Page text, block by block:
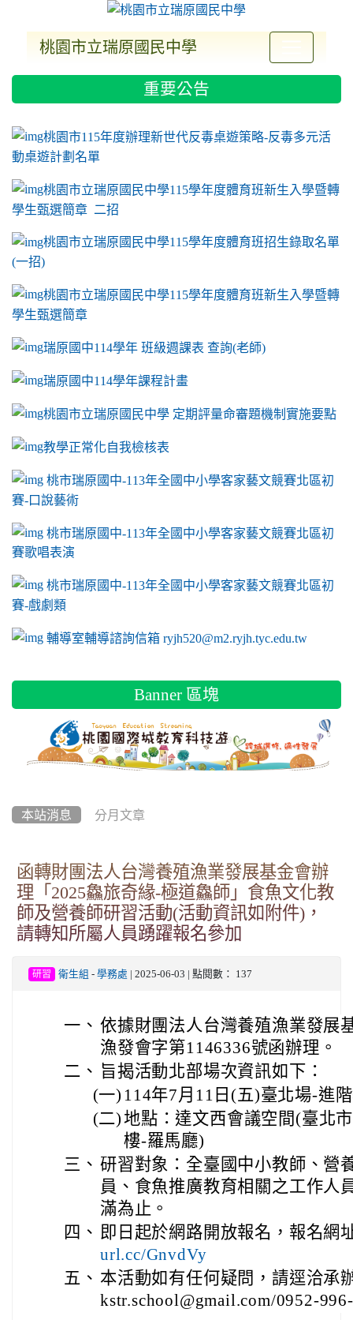
桃園市立瑞原國民中學
重要公告
link to https://sites.google.com/a/m2.ryjh.tyc.edu.tw/ryjh011/
桃園市115年度辦理新世代反毒桌遊策略-反毒多元活
動桌遊計劃名單
桃園市立瑞原國民中學115學年度體育班新生入學暨轉
學生甄選簡章 二招
桃園市立瑞原國民中學115學年度體育班招生錄取名單
(一招)
桃園市立瑞原國民中學115學年度體育班新生入學暨轉
學生甄選簡章
瑞原國中114學年 班級週課表 查詢(老師)
瑞原國中114學年課程計畫
link to https://sites.google.com/a/m2.ryjh.tyc.edu.tw/ryjh011/
桃園市立瑞原國民中學 定期評量命審題機制實施要點
link to https://sites.google.com/a/m2.ryjh.tyc.edu.tw/
教學正常化自我檢核表
link to mailto:ryjh520@m2.ryjh.tyc.edu.tw
link to mailto:ryjh520@m2.ryjh.tyc.edu.tw
ink to mailto:ryjh520@m2.ryjh.tyc.edu.tw
link to mailto:ryjh520@m2.ryjh.tyc.edu.tw
link to mailto:ryjh520@m2.ryjh.tyc.edu.tw
ink to mailto:ryjh520@m2.ryjh.tyc.edu.tw
ink to mailto:ryjh520@m2.ryjh.tyc.edu.tw
link to https://sites.google.com/a/m2.ryjh.tyc.edu.tw/ryjh011/
ink to mailto:ryjh520@m2.ryjh.tyc.edu.tw
link to https://tyc.entry.edu.tw/NoExamImitate_TL/
桃市瑞原國中-113年全國中小學客家藝文競賽北區初
賽-口說藝術
link to https://tyc.entry.edu.tw/NoExamImitate_TL/
桃市瑞原國中-113年全國中小學客家藝文競賽北區初
賽歌唱表演
link to https://tyc.entry.edu.tw/NoExamImitate_TL/
桃市瑞原國中-113年全國中小學客家藝文競賽北區初
賽-戲劇類
link to https://tyc.entry.edu.tw/NoExamImitate_TL/
輔導室輔導諮詢信箱 ryjh520@m2.ryjh.tyc.edu.tw
Banner 區塊
本站消息 分月文章
函轉財團法人台灣養殖漁業發展基金會辦
理「2025鱻旅奇緣-極道鱻師」食魚文化教
師及營養師研習活動(活動資訊如附件)，
請轉知所屬人員踴躍報名參加
研習 衛生組 - 學務處 | 2025-06-03 | 點閱數： 137
一、 依據財團法人台灣養殖漁業發展
漁發會字第1146336號函辦理。
二、 旨揭活動北部場次資訊如下：
(一) 114年7月11日(五)臺北場-進
(二)地點：達文西會議空間(臺北
樓-羅馬廳)
三、 研習對象：全臺國中小教師、營
員、食魚推廣教育相關之工作人
滿為止。
四、 即日起於網路開放報名，報名網
url.cc/GnvdVy
五、 本活動如有任何疑問，請逕洽承
kstr.school@gmail.com/0952-